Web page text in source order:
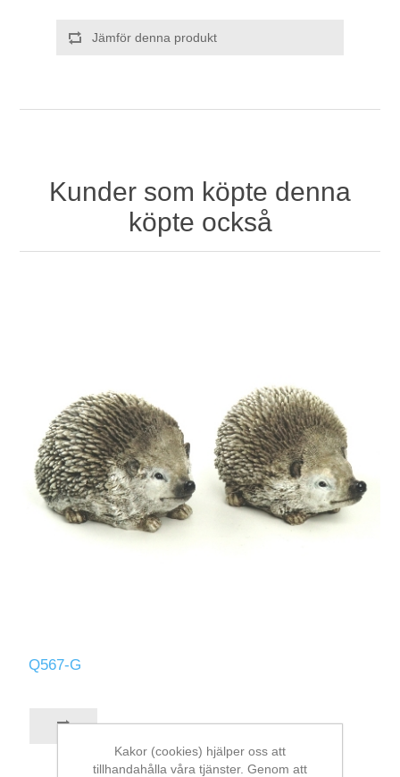
Jämför denna produkt
Kunder som köpte denna
köpte också
Q567-G
Kakor (cookies) hjälper oss att
tillhandahålla våra tjänster. Genom att